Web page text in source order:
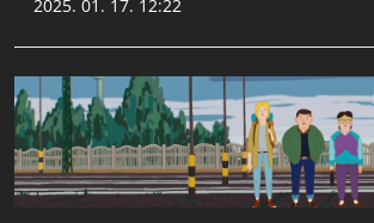
2025. 01. 17. 12:22